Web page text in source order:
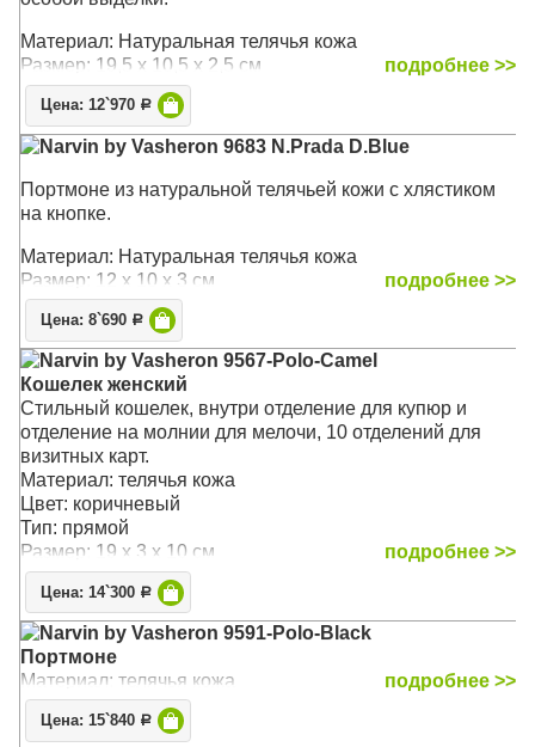
Материал: Натуральная телячья кожа
Размер: 19,5 х 10,5 х 2,5 см
подробнее >>
Цена: 12`970 Р
Narvin by Vasheron 9683 N.Prada D.Blue
Портмоне из натуральной телячьей кожи с хлястиком
на кнопке.
Материал: Натуральная телячья кожа
Размер: 12 х 10 х 3 см
подробнее >>
Цена: 8`690 Р
Narvin by Vasheron 9567-Polo-Camel
Кошелек женский
Стильный кошелек, внутри отделение для купюр и
отделение на молнии для мелочи, 10 отделений для
визитных карт.
Материал: телячья кожа
Цвет: коричневый
Тип: прямой
Размер: 19 x 3 x 10 см
подробнее >>
Цена: 14`300 Р
Narvin by Vasheron 9591-Polo-Black
Портмоне
Материал: телячья кожа
подробнее >>
Цена: 15`840 Р